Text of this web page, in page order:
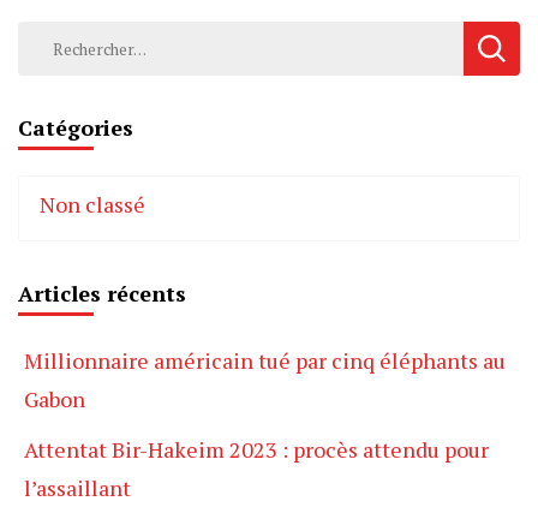
Rechercher :
Catégories
Non classé
Articles récents
Millionnaire américain tué par cinq éléphants au
Gabon
Attentat Bir-Hakeim 2023 : procès attendu pour
l’assaillant